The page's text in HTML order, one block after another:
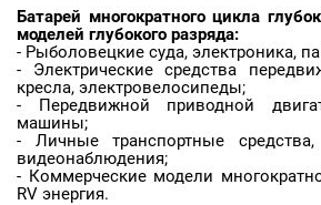
Батарей многократного цикла
моделей глубокого разряда:
- Рыболовецкие суда, электроника,
- Электрические средства
кресла, электровелосипеды;
- Передвижной приводной
машины;
- Личные транспортные
видеонаблюдения;
- Коммерческие модели
RV энергия.